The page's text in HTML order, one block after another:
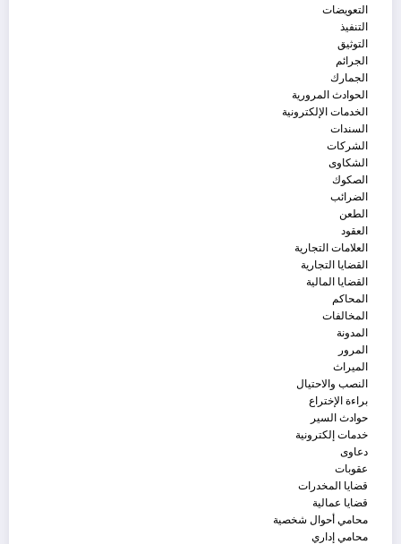
التعويضات
التنفيذ
التوثيق
الجرائم
الجمارك
الحوادث المرورية
الخدمات الإلكترونية
السندات
الشركات
الشكاوى
الصكوك
الضرائب
الطعن
العقود
العلامات التجارية
القضايا التجارية
القضايا المالية
المحاكم
المخالفات
المدونة
المرور
الميراث
النصب والاحتيال
براءة الإختراع
حوادث السير
خدمات إلكترونية
دعاوى
عقوبات
قضايا المخدرات
قضايا عمالية
محامي أحوال شخصية
محامي إداري